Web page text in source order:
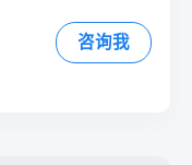
咨询我